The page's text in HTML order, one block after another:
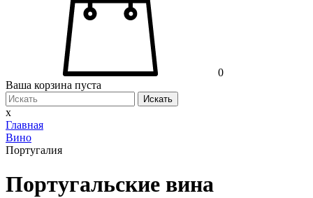
0
Ваша корзина пуста
Искать
x
Главная
Вино
Португалия
Португальские вина